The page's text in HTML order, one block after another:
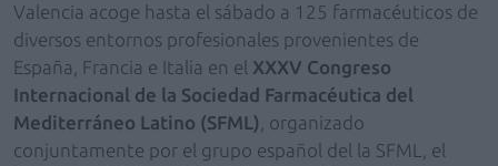
Valencia acoge hasta el sábado a 125 farmacéuticos de
diversos entornos profesionales provenientes de
España, Francia e Italia en el XXXV Congreso
Internacional de la Sociedad Farmacéutica del
Mediterráneo Latino (SFML) , organizado
conjuntamente por el grupo español del la SFML, el